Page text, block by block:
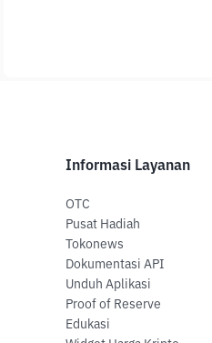
Informasi Layanan
OTC
Pusat Hadiah
Tokonews
Dokumentasi API
Unduh Aplikasi
Proof of Reserve
Edukasi